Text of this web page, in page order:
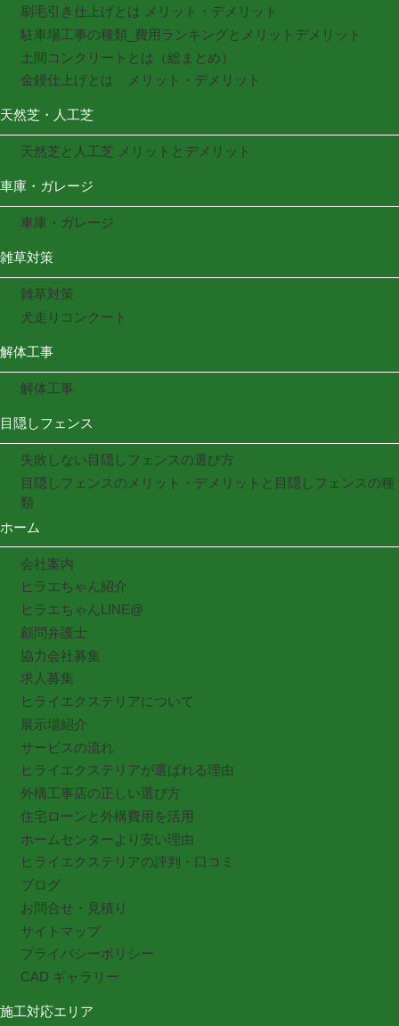
刷毛引き仕上げとは メリット・デメリット
駐車場工事の種類_費用ランキングとメリットデメリット
土間コンクリートとは（総まとめ）
金鏝仕上げとは メリット・デメリット
天然芝・人工芝
天然芝と人工芝 メリットとデメリット
車庫・ガレージ
車庫・ガレージ
雑草対策
雑草対策
犬走りコンクート
解体工事
解体工事
目隠しフェンス
失敗しない目隠しフェンスの選び方
目隠しフェンスのメリット・デメリットと目隠しフェンスの種
類
ホーム
会社案内
ヒラエちゃん紹介
ヒラエちゃんLINE@
顧問弁護士
協力会社募集
求人募集
ヒライエクステリアについて
展示場紹介
サービスの流れ
ヒライエクステリアが選ばれる理由
外構工事店の正しい選び方
住宅ローンと外構費用を活用
ホームセンターより安い理由
ヒライエクステリアの評判・口コミ
ブログ
お問合せ・見積り
サイトマップ
プライバシーポリシー
CAD ギャラリー
施工対応エリア